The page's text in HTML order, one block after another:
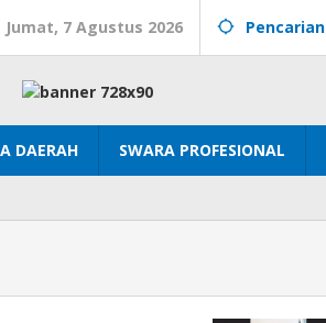
Jumat, 7 Agustus 2026 Pencarian
DAERAH SWARA PROFESIONAL